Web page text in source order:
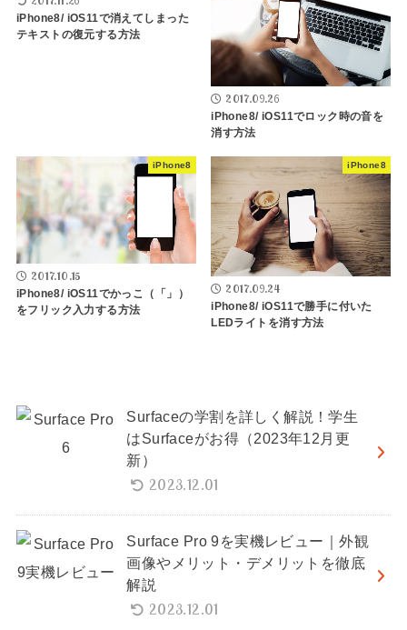
iPhone8/ iOS11で消えてしまった
テキストの復元する方法
2017.09.26
iPhone8/ iOS11でロック時の音を
消す方法
iPhone8
2017.10.15
iPhone8/ iOS11でかっこ（「」）
をフリック入力する方法
iPhone8
2017.09.24
iPhone8/ iOS11で勝手に付いた
LEDライトを消す方法
Surfaceの学割を詳しく解説！学生
はSurfaceがお得（2023年12月更
新）
2023.12.01
Surface Pro 9を実機レビュー｜外観
画像やメリット・デメリットを徹底
解説
2023.12.01